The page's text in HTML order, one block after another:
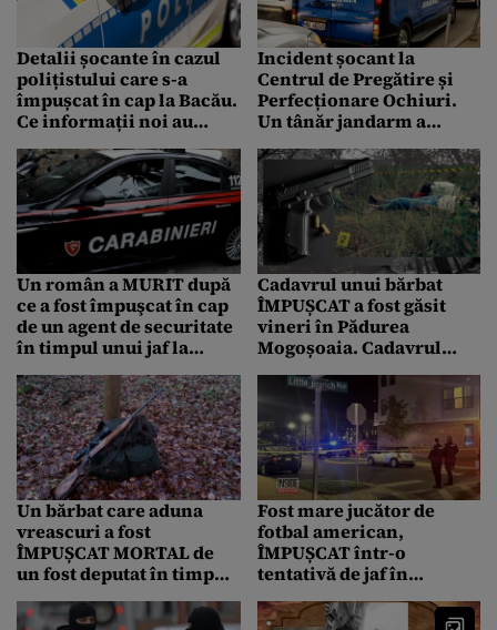
Detalii șocante în cazul
polițistului care s-a
împușcat în cap la Bacău.
Ce informații noi au
Incident șocant la
Centrul de Pregătire și
Perfecționare Ochiuri.
Un tânăr jandarm a
împușcat în cap
Un român a MURIT după
ce a fost împuşcat în cap
de un agent de securitate
în timpul unui jaf la
Cadavrul unui bărbat
ÎMPUȘCAT a fost găsit
vineri în Pădurea
Mogoșoaia. Cadavrul
pădurii Bragadiru
Un bărbat care aduna
vreascuri a fost
ÎMPUȘCAT MORTAL de
un fost deputat în timpul
vânătoare în Vrancea
Fost mare jucător de
fotbal american,
ÎMPUȘCAT într-o
tentativă de jaf în